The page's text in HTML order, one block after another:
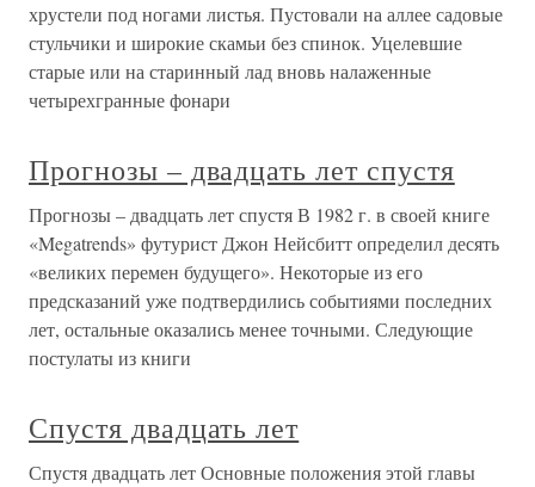
хрустели под ногами листья. Пустовали на аллее садовые
стульчики и широкие скамьи без спинок. Уцелевшие
старые или на старинный лад вновь налаженные
четырехгранные фонари
Прогнозы – двадцать лет спустя
Прогнозы – двадцать лет спустя В 1982 г. в своей книге
«Megatrends» футурист Джон Нейсбитт определил десять
«великих перемен будущего». Некоторые из его
предсказаний уже подтвердились событиями последних
лет, остальные оказались менее точными. Следующие
постулаты из книги
Спустя двадцать лет
Спустя двадцать лет Основные положения этой главы